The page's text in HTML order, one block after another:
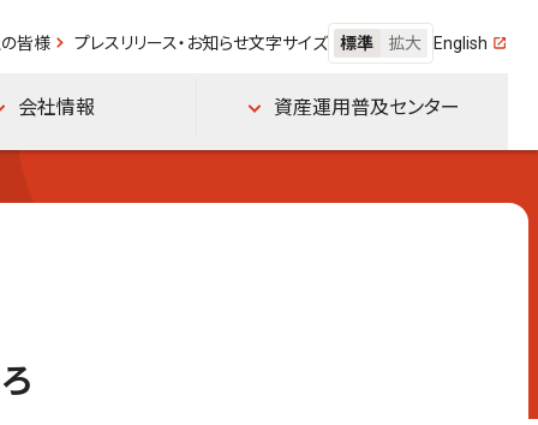
皆様 プレスリリース・お知らせ文字サイズ 標準 拡大 English
会社情報 資産運用普及センター